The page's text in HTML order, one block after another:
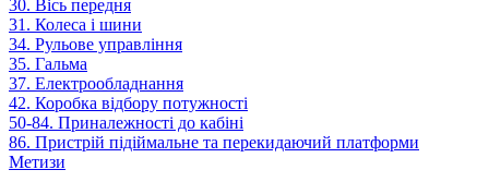
30. Вісь передня
31. Колеса і шини
34. Рульове управління
35. Гальма
37. Електрообладнання
42. Коробка відбору потужності
50-84. Приналежності до кабіні
86. Пристрій підіймальне та перекидаючий платформи
Метизи